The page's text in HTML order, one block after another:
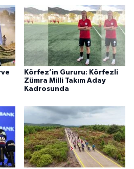
Körfez’in Gururu: Körfezli
Zümra Milli Takım Aday
Kadrosunda